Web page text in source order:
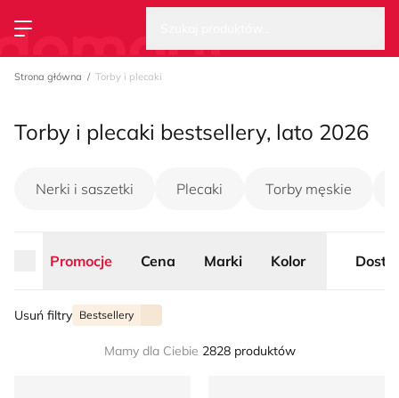
Przełącz menu
Strona główna Torby i plecaki
Torby i plecaki bestsellery, lato 2026
Nerki i saszetki Plecaki Torby męskie
Promocje Cena Marki Kolor
Usuń filtry Bestsellery
Mamy dla Ciebie 2828 produktów